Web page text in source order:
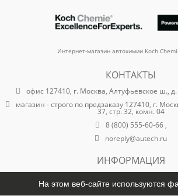
Интернет-магазин автохимии Koch
КОНТАКТЫ
офис 127410, г. Москва, Алтуфьевское ш.,
магазин - строго по предзаказу 127410, г.
37, стр. 32, комн. 04
8 (800) 555-60-66 ,
noreply@autech.ru
ИНФОРМАЦИЯ
На этом веб-сайте используются